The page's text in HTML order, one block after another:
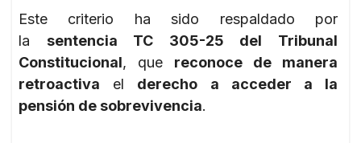
Este criterio ha sido respaldado por
la sentencia TC 305-25 del Tribunal
Constitucional, que reconoce de manera
retroactiva el derecho a acceder a la
pensión de sobrevivencia.